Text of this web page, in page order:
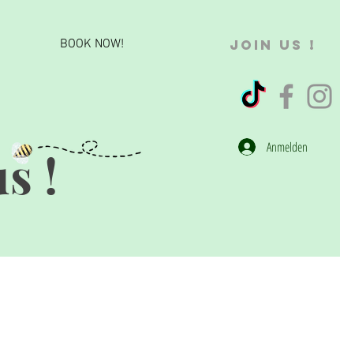
BOOK NOW! JOIN US !
Anmelden
!